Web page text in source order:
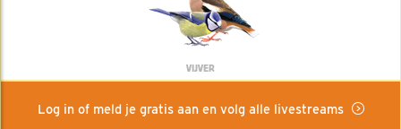
VIJVER
Log in of meld je gratis aan en volg alle livestreams